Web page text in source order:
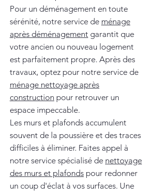
Pour un déménagement en toute
sérénité, notre service de ménage
après déménagement garantit que
votre ancien ou nouveau logement
est parfaitement propre. Après des
travaux, optez pour notre service de
ménage nettoyage après
construction pour retrouver un
espace impeccable.
Les murs et plafonds accumulent
souvent de la poussière et des traces
difficiles à éliminer. Faites appel à
notre service spécialisé de nettoyage
des murs et plafonds pour redonner
un coup d'éclat à vos surfaces. Une